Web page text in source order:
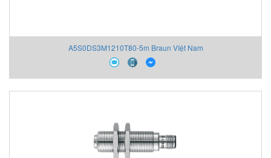
A5S0DS3M1210T80-5m Braun VIệt Nam